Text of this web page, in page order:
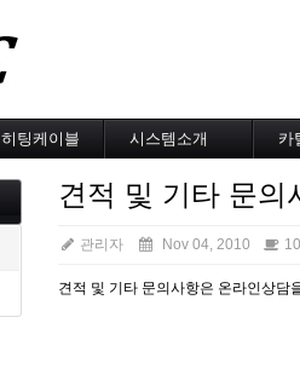
히팅케이블
스노우멜팅
지붕융설
시스템소개
지붕융설시스템
동파방지
산업용히터
카
견적 및 기타 문의
관리자 Nov 04, 2010
견적 및 기타 문의사항은 온라인상담